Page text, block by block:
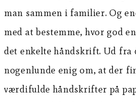
man sammen i familier. Og
med at bestemme, hvor god
det enkelte håndskrift. Ud fra
nogenlunde enig om, at der
værdifulde håndskrifter på